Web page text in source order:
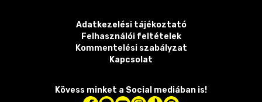
Adatkezelési tájékoztató
Felhasználói feltételek
Kommentelési szabályzat
Kapcsolat
Kövess minket a Social mediában is!